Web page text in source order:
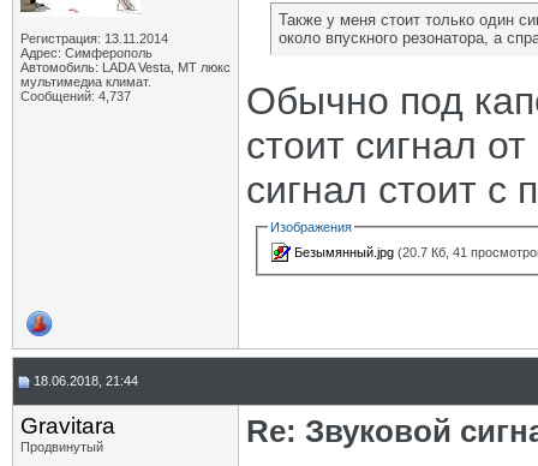
Регистрация: 13.11.2014
Адрес: Симферополь
Автомобиль: LADA Vesta, МТ люкс
мультимедиа климат.
Сообщений: 4,737
Также у меня стоит только один
около впускного резонатора, а
Обычно под
стоит сигнал
сигнал стоит с
Изображения
Безымянный.jpg (20.7 Кб, 41
18.06.2018, 21:44
Gravitara
Продвинутый
Re: Звуковой